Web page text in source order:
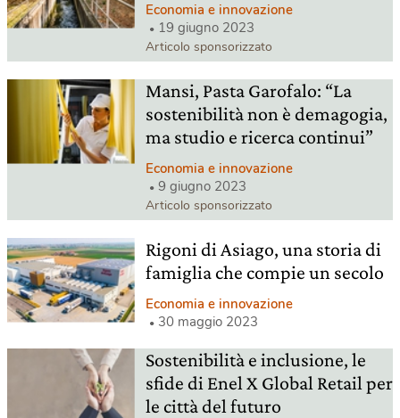
Economia e innovazione
19 giugno 2023
Articolo sponsorizzato
Mansi, Pasta Garofalo: “La
sostenibilità non è demagogia,
ma studio e ricerca continui”
Economia e innovazione
9 giugno 2023
Articolo sponsorizzato
Rigoni di Asiago, una storia di
famiglia che compie un secolo
Economia e innovazione
30 maggio 2023
Sostenibilità e inclusione, le
sfide di Enel X Global Retail per
le città del futuro